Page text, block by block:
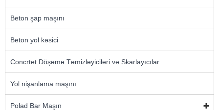
Beton şap maşını
Beton yol kəsici
Concrtet Döşəmə Təmizləyiciləri və Skarlayıcılar
Yol nişanlama maşını
Polad Bar Maşın